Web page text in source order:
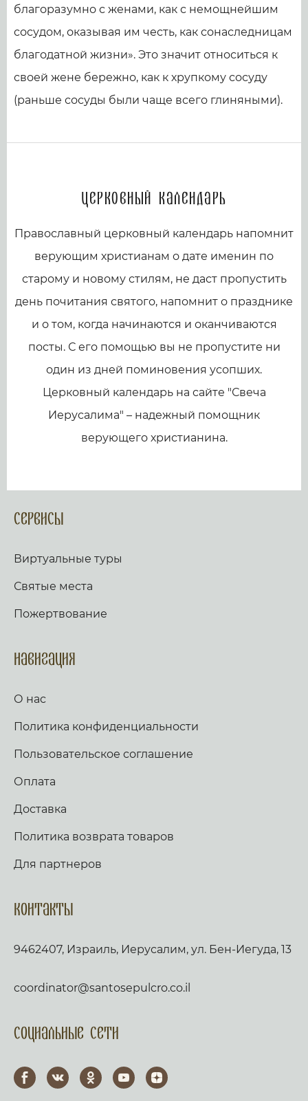
благоразумно с женами, как с немощнейшим
сосудом, оказывая им честь, как сонаследницам
благодатной жизни». Это значит относиться к
своей жене бережно, как к хрупкому сосуду
(раньше сосуды были чаще всего глиняными).
Церковный календарь
Православный церковный календарь напомнит
верующим христианам о дате именин по
старому и новому стилям, не даст пропустить
день почитания святого, напомнит о празднике
и о том, когда начинаются и оканчиваются
посты. С его помощью вы не пропустите ни
один из дней поминовения усопших.
Церковный календарь на сайте "Свеча
Иерусалима" – надежный помощник
верующего христианина.
Сервисы
Виртуальные туры
Святые места
Пожертвование
Навигация
О нас
Политика конфиденциальности
Пользовательское соглашение
Оплата
Доставка
Политика возврата товаров
Для партнеров
Контакты
9462407, Израиль, Иерусалим, ул. Бен-Иегуда, 13
coordinator@santosepulcro.co.il
Социальные сети